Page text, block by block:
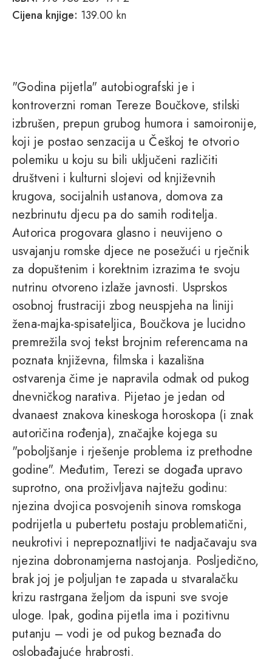
Cijena knjige: 139.00 kn
"Godina pijetla" autobiografski je i
kontroverzni roman Tereze Boučkove, stilski
izbrušen, prepun grubog humora i samoironije,
koji je postao senzacija u Češkoj te otvorio
polemiku u koju su bili uključeni različiti
društveni i kulturni slojevi od književnih
krugova, socijalnih ustanova, domova za
nezbrinutu djecu pa do samih roditelja.
Autorica progovara glasno i neuvijeno o
usvajanju romske djece ne posežući u rječnik
za dopuštenim i korektnim izrazima te svoju
nutrinu otvoreno izlaže javnosti. Usprskos
osobnoj frustraciji zbog neuspjeha na liniji
žena-majka-spisateljica, Boučkova je lucidno
premrežila svoj tekst brojnim referencama na
poznata književna, filmska i kazališna
ostvarenja čime je napravila odmak od pukog
dnevničkog narativa. Pijetao je jedan od
dvanaest znakova kineskoga horoskopa (i znak
autoričina rođenja), značajke kojega su
"poboljšanje i rješenje problema iz prethodne
godine". Međutim, Terezi se događa upravo
suprotno, ona proživljava najtežu godinu:
njezina dvojica posvojenih sinova romskoga
podrijetla u pubertetu postaju problematični,
neukrotivi i neprepoznatljivi te nadjačavaju sva
njezina dobronamjerna nastojanja. Posljedično,
brak joj je poljuljan te zapada u stvaralačku
krizu rastrgana željom da ispuni sve svoje
uloge. Ipak, godina pijetla ima i pozitivnu
putanju – vodi je od pukog beznađa do
oslobađajuće hrabrosti.